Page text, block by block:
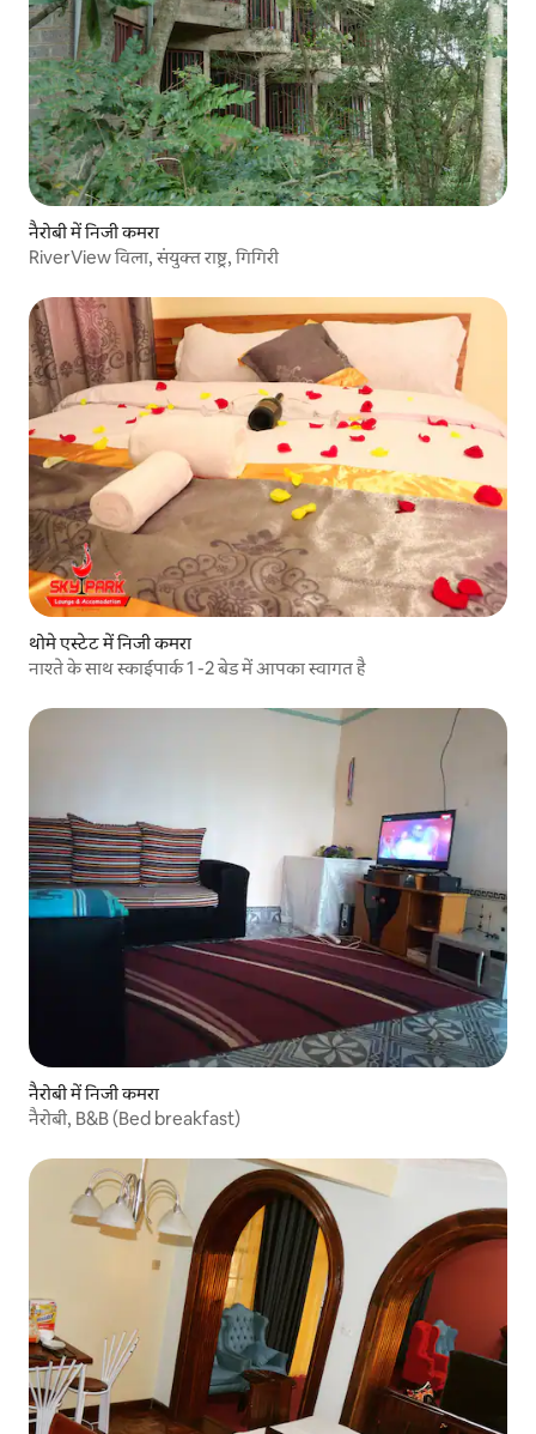
नैरोबी में निजी कमरा
RiverView विला, संयुक्त राष्ट्र, गिगिरी
थोमे एस्टेट में निजी कमरा
नाश्ते के साथ स्काईपार्क 1 -2 बेड में आपका स्वागत है
नैरोबी में निजी कमरा
नैरोबी, B&B (Bed breakfast)